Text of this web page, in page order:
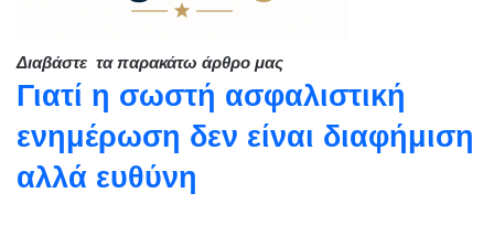
Διαβάστε τα παρακάτω άρθρο μας
Γιατί η σωστή ασφαλιστική
ενημέρωση δεν είναι διαφήμιση
αλλά ευθύνη